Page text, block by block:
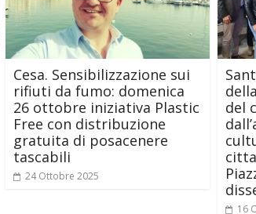
Cesa. Sensibilizzazione sui
rifiuti da fumo: domenica
26 ottobre iniziativa Plastic
Free con distribuzione
gratuita di posacenere
tascabili
24 Ottobre 2025
del
16